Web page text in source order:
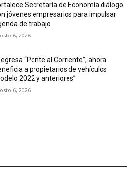
Secretaría de Economía diálogo
jóvenes empresarios para impulsar
de trabajo
6, 2026
“Ponte al Corriente”; ahora
a propietarios de vehículos
2022 y anteriores”
6, 2026